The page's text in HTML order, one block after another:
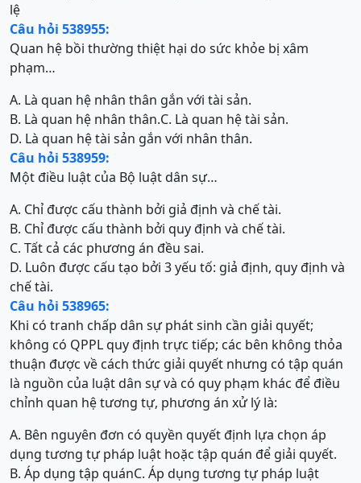
lệ
Câu hỏi 538955:
Quan hệ bồi thường thiệt hại do sức khỏe bị xâm
phạm…
A. Là quan hệ nhân thân gắn với tài sản.
B. Là quan hệ nhân thân.C. Là quan hệ tài sản.
D. Là quan hệ tài sản gắn với nhân thân.
Câu hỏi 538959:
Một điều luật của Bộ luật dân sự…
A. Chỉ được cấu thành bởi giả định và chế tài.
B. Chỉ được cấu thành bởi quy định và chế tài.
C. Tất cả các phương án đều sai.
D. Luôn được cấu tạo bởi 3 yếu tố: giả định, quy định và
chế tài.
Câu hỏi 538965:
Khi có tranh chấp dân sự phát sinh cần giải quyết;
không có QPPL quy định trực tiếp; các bên không thỏa
thuận được về cách thức giải quyết nhưng có tập quán
là nguồn của luật dân sự và có quy phạm khác để điều
chỉnh quan hệ tương tự, phương án xử lý là:
A. Bên nguyên đơn có quyền quyết định lựa chọn áp
dụng tương tự pháp luật hoặc tập quán để giải quyết.
B. Áp dụng tập quánC. Áp dụng tương tự pháp luật